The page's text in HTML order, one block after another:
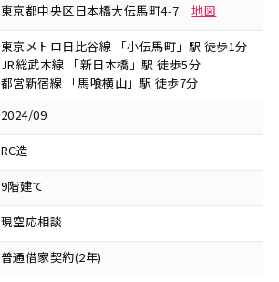
東京都中央区日本橋大伝馬町4-7地図
東京メトロ日比谷線 「小伝馬町」駅 徒歩1分
JR総武本線 「新日本橋」駅 徒歩5分
都営新宿線 「馬喰横山」駅 徒歩7分
2024/09
RC造
9階建て
現空応相談
普通借家契約(2年)